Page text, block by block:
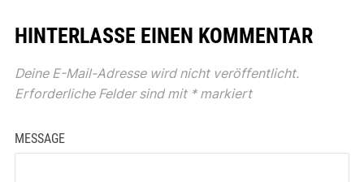
HINTERLASSE EINEN KOMMENTAR
Deine E-Mail-Adresse wird nicht veröffentlicht.
Erforderliche Felder sind mit *markiert
MESSAGE